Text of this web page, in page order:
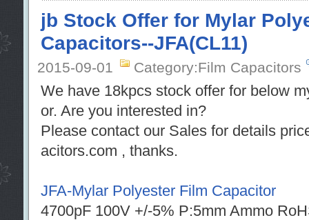
jb Stock Offer for Mylar
Capacitors--JFA(CL11)
2015-09-01 Category:Film Capacitors
We have 18kpcs stock offer for below
or. Are you interested in?
Please contact our Sales for details
acitors.com , thanks.
JFA-Mylar Polyester Film Capacitor
4700pF 100V +/-5% P:5mm Ammo